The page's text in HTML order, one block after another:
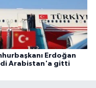
Erdoğan
Arabistan'a gitti